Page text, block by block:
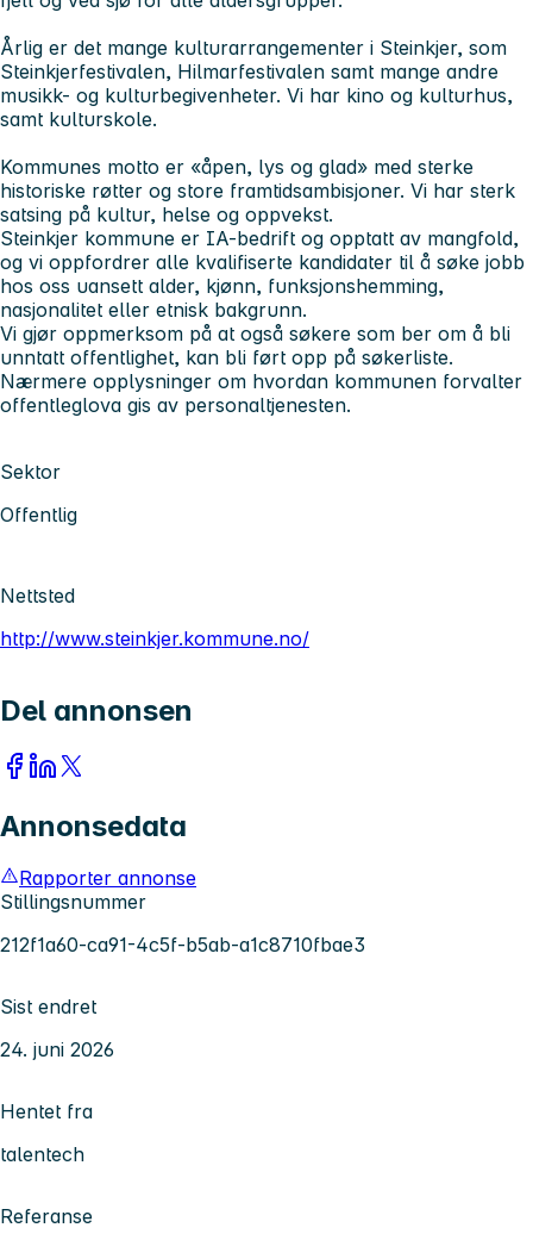
Årlig er det mange kulturarrangementer i Steinkjer, som
Steinkjerfestivalen, Hilmarfestivalen samt mange andre
musikk- og kulturbegivenheter. Vi har kino og kulturhus,
samt kulturskole.
Kommunes motto er «åpen, lys og glad» med sterke
historiske røtter og store framtidsambisjoner. Vi har sterk
satsing på kultur, helse og oppvekst.
Steinkjer kommune er IA-bedrift og opptatt av mangfold,
og vi oppfordrer alle kvalifiserte kandidater til å søke jobb
hos oss uansett alder, kjønn, funksjonshemming,
nasjonalitet eller etnisk bakgrunn.
Vi gjør oppmerksom på at også søkere som ber om å bli
unntatt offentlighet, kan bli ført opp på søkerliste.
Nærmere opplysninger om hvordan kommunen forvalter
offentleglova gis av personaltjenesten.
Sektor
Offentlig
Nettsted
http://www.steinkjer.kommune.no/
Del annonsen
Annonsedata
Rapporter annonse
Stillingsnummer
212f1a60-ca91-4c5f-b5ab-a1c8710fbae3
Sist endret
24. juni 2026
Hentet fra
talentech
Referanse